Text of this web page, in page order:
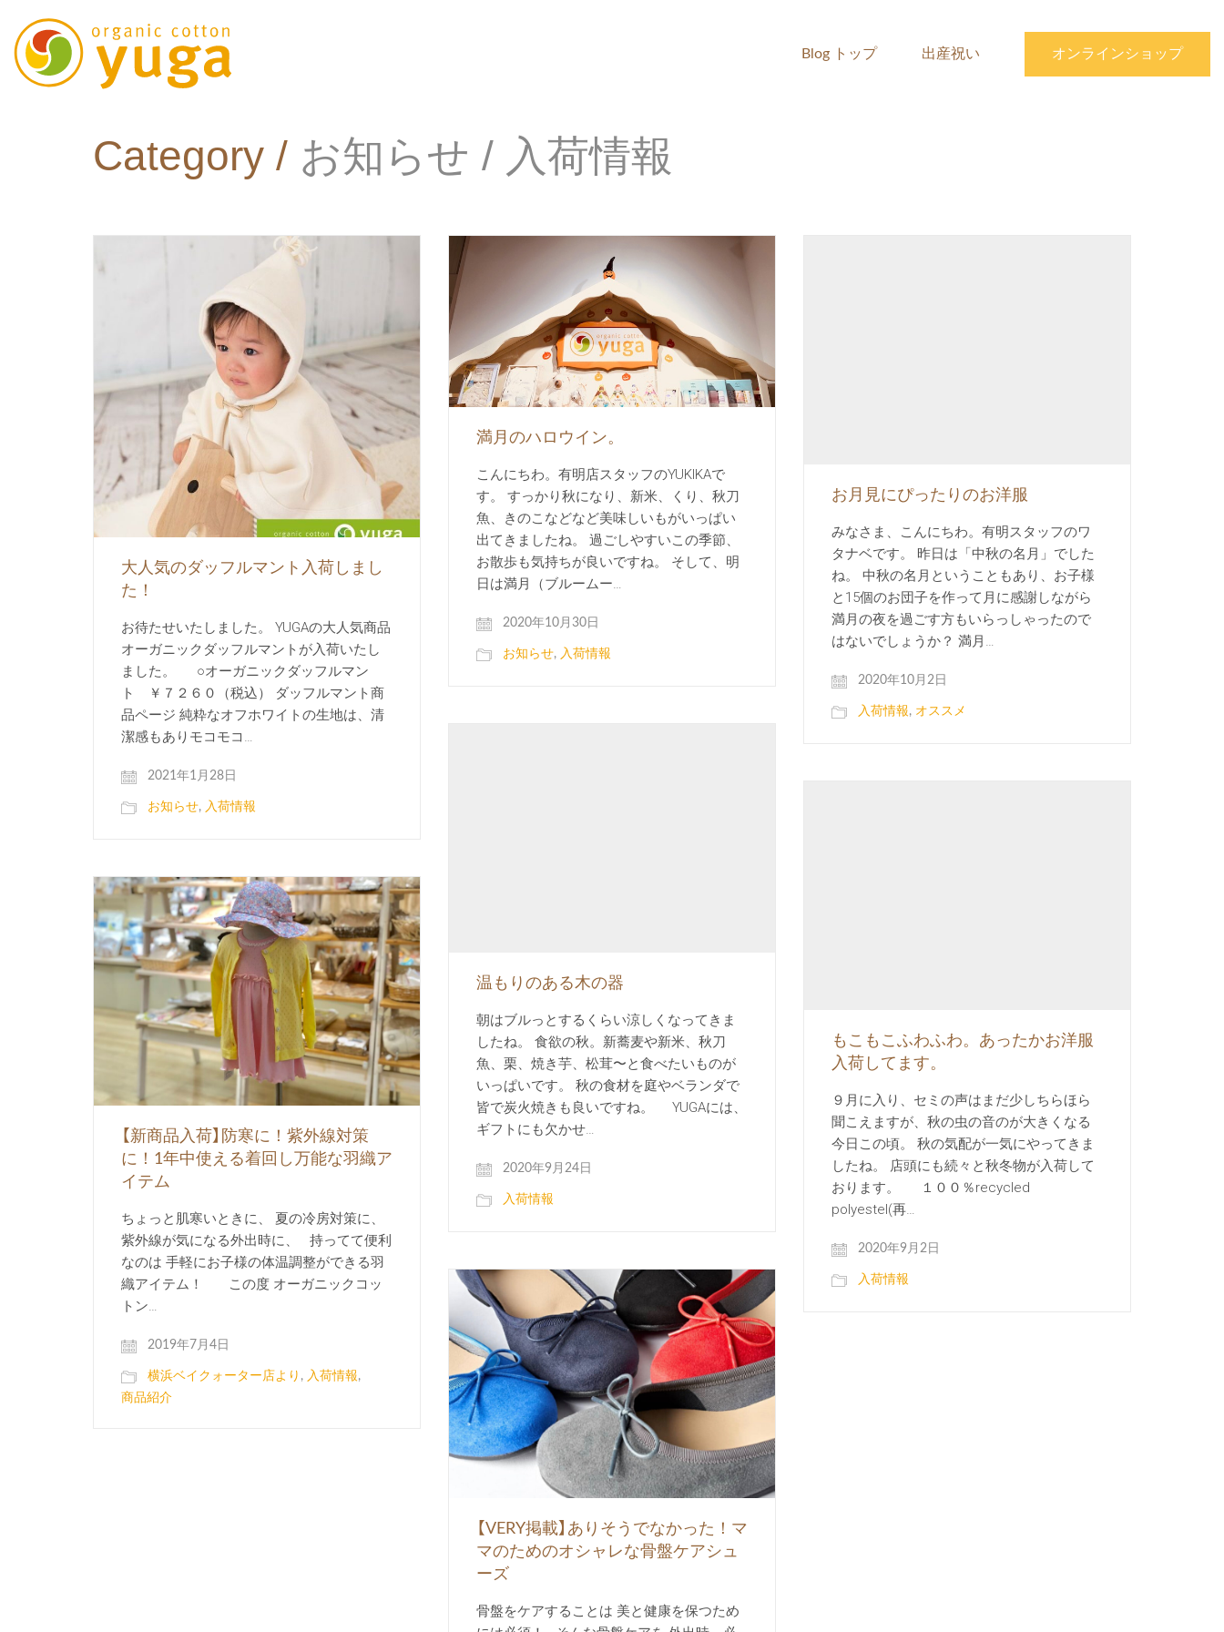
Blog トップ 出産祝い オンラインショップ
Category / お知らせ / 入荷情報
大人気のダッフルマント入荷しまし
た！
お待たせいたしました。 YUGAの大人気商品
オーガニックダッフルマントが入荷いたし
ました。 ○オーガニックダッフルマン
ト ￥７２６０（税込） ダッフルマント商
品ページ 純粋なオフホワイトの生地は、清
潔感もありモコモコ…
2021年1月28日
お知らせ, 入荷情報
満月のハロウイン。
こんにちわ。有明店スタッフのYUKIKAで
す。 すっかり秋になり、新米、くり、秋刀
魚、きのこなどなど美味しいもがいっぱい
出てきましたね。 過ごしやすいこの季節、
お散歩も気持ちが良いですね。 そして、明
日は満月（ブルームー…
2020年10月30日
お知らせ, 入荷情報
お月見にぴったりのお洋服
みなさま、こんにちわ。有明スタッフのワ
タナベです。 昨日は「中秋の名月」でした
ね。 中秋の名月ということもあり、お子様
と15個のお団子を作って月に感謝しながら
満月の夜を過ごす方もいらっしゃったので
はないでしょうか？ 満月…
2020年10月2日
入荷情報, オススメ
温もりのある木の器
朝はブルっとするくらい涼しくなってきま
したね。 食欲の秋。新蕎麦や新米、秋刀
魚、栗、焼き芋、松茸〜と食べたいものが
いっぱいです。 秋の食材を庭やベランダで
皆で炭火焼きも良いですね。 YUGAには、
ギフトにも欠かせ…
2020年9月24日
入荷情報
もこもこふわふわ。あったかお洋服
入荷してます。
９月に入り、セミの声はまだ少しちらほら
聞こえますが、秋の虫の音のが大きくなる
今日この頃。 秋の気配が一気にやってきま
したね。 店頭にも続々と秋冬物が入荷して
おります。 １００％recycled
polyestel(再…
2020年9月2日
入荷情報
【新商品入荷】防寒に！紫外線対策
に！1年中使える着回し万能な羽織ア
イテム
ちょっと肌寒いときに、 夏の冷房対策に、
紫外線が気になる外出時に、 持ってて便利
なのは 手軽にお子様の体温調整ができる羽
織アイテム！ この度 オーガニックコッ
トン…
2019年7月4日
横浜ベイクォーター店より , 入荷情報,
商品紹介
【VERY掲載】ありそうでなかった！マ
マのためのオシャレな骨盤ケアシュ
ーズ
骨盤をケアすることは 美と健康を保つため